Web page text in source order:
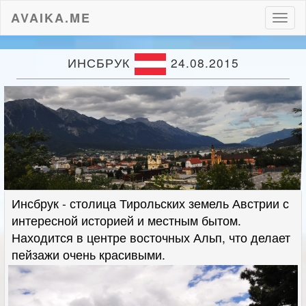
AVAIKA.ME
ИНСБРУК 24.08.2015
Инсбрук - столица Тирольских земель Австрии с
интересной историей и местным бытом.
Находится в центре восточных Альп, что делает
пейзажи очень красивыми.